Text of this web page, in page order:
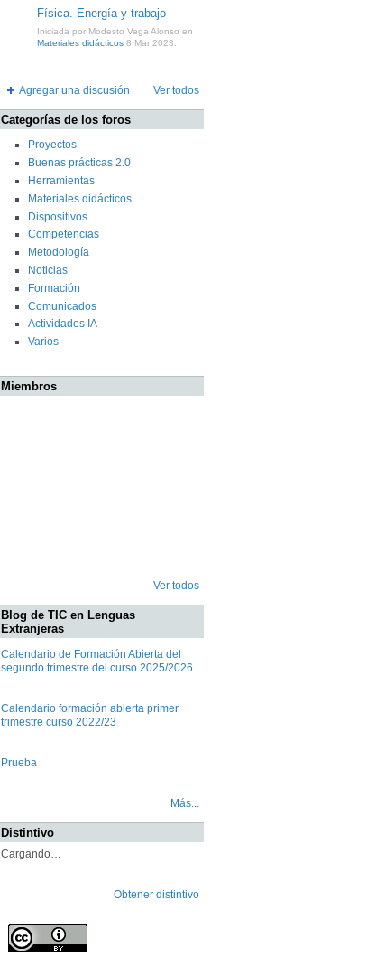
Física. Energía y trabajo
Iniciada por Modesto Vega Alonso en
Materiales didácticos 8 Mar 2023.
Agregar una discusión Ver todos
Categorías de los foros
Proyectos
Buenas prácticas 2.0
Herramientas
Materiales didácticos
Dispositivos
Competencias
Metodología
Noticias
Formación
Comunicados
Actividades IA
Varios
Miembros
Ver todos
Blog de TIC en Lenguas
Extranjeras
Calendario de Formación Abierta del
segundo trimestre del curso 2025/2026
Calendario formación abierta primer
trimestre curso 2022/23
Prueba
Más...
Distintivo
Cargando…
Obtener distintivo